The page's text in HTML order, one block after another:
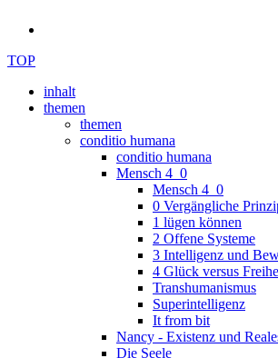
TOP
inhalt
themen
themen
conditio humana
conditio humana
Mensch 4_0
Mensch 4_0
0 Vergängliche
1 lügen können
2 Offene Systeme
3 Intelligenz und
4 Glück versus
Transhumanismus
Superintelligenz
It from bit
Nancy - Existenz und
Die Seele